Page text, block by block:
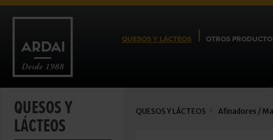
QUESOS Y LÁCTEOS OTROS
QUESOS Y
LÁCTEOS
QUESOS Y LÁCTEOS Afinadores /